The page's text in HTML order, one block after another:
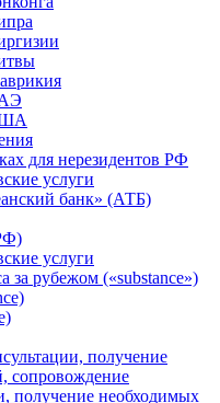
для нерезидентов РФ
услуги
банк» (АТБ)
услуги
за рубежом («substance»)
получение
сопровождение
получение необходимых